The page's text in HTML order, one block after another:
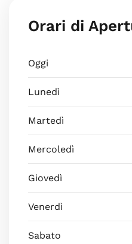
Orari di
Oggi
Lunedì
Martedì
Mercoledì
Giovedì
Venerdì
Sabato